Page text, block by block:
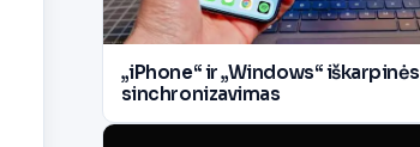
„iPhone“ ir „Windows“ iškarpinės
sinchronizavimas